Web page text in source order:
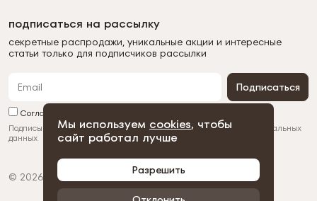
Мы используем cookies, чтобы
сайт работал лучше
Разрешить
подписаться на рассылку
секретные распродажи, уникальные акции и интересные
статьи только для подписчиков рассылки
Подписаться
Согласен с обработкой персональных данных
Подписываясь на рассылку, вы соглашаетесь с обработкой персональных
данных
© 2026 Duman
Политика конфиденциальности
Пользовательское соглашение